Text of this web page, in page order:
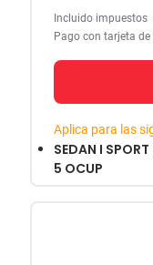
Incluido impuestos
Pago con tarjeta de
Aplica para las
SEDAN I
5 OCUP